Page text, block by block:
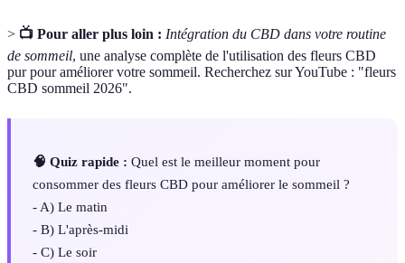
> 📺 Pour aller plus loin : Intégration du CBD dans votre routine
de sommeil, une analyse complète de l'utilisation des fleurs CBD
pur pour améliorer votre sommeil. Recherchez sur YouTube : "fleurs
CBD sommeil 2026".
🧠 Quiz rapide : Quel est le meilleur moment pour
consommer des fleurs CBD pour améliorer le sommeil ?
- A) Le matin
- B) L'après-midi
- C) Le soir